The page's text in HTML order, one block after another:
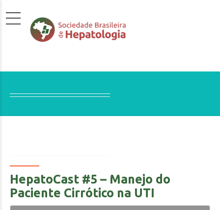
HepatoCast #5 – Manejo do
Paciente Cirrótico na UTI